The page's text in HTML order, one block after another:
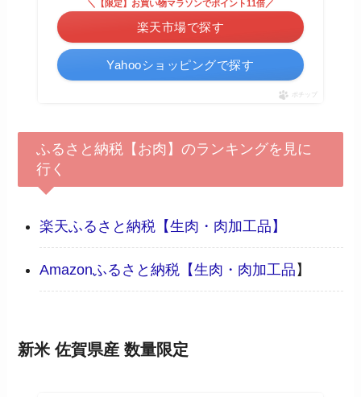
＼【限定】お買い物マラソンでポイント11倍／
楽天市場で探す
Yahooショッピングで探す
ポチップ
ふるさと納税【お肉】のランキングを見に
行く
楽天ふるさと納税【生肉・肉加工品】
Amazonふるさと納税【生肉・肉加工品 】
新米 佐賀県産 数量限定